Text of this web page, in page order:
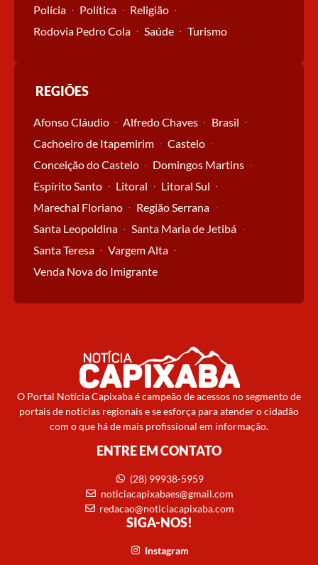
Polícia
Política
Religião
Rodovia Pedro Cola
Saúde Turismo
REGIÕES
Afonso Cláudio Alfredo Chaves
Brasil
Cachoeiro de Itapemirim
Castelo
Conceição do Castelo
Domingos Martins
Espírito Santo
Litoral
Litoral Sul
Marechal Floriano
Região Serrana
Santa Leopoldina
Santa Maria de Jetibá
Santa Teresa
Vargem Alta
Venda Nova do Imigrante
O Portal Notícia Capixaba é campeão de acessos no segmento de
portais de notícias regionais e se esforça para atender o cidadão
com o que há de mais profissional em informação.
ENTRE EM CONTATO
(28) 99938-5959
noticiacapixabaes@gmail.com
redacao@noticiacapixaba.com
SIGA-NOS!
Instagram